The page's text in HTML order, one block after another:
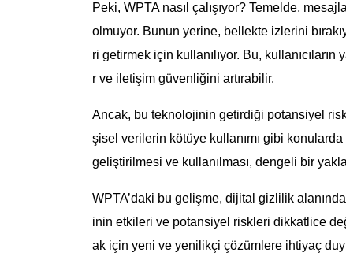
Peki, WPTA nasıl çalışıyor? Temelde,
olmuyor. Bunun yerine, bellekte izlerini
ri getirmek için kullanılıyor. Bu,
r ve iletişim güvenliğini artırabilir.
Ancak, bu teknolojinin getirdiği potansiyel
şisel verilerin kötüye kullanımı gibi
geliştirilmesi ve kullanılması, dengeli bir
WPTA’daki bu gelişme, dijital gizlilik
inin etkileri ve potansiyel riskleri dikkatlice
ak için yeni ve yenilikçi çözümlere ihtiyaç